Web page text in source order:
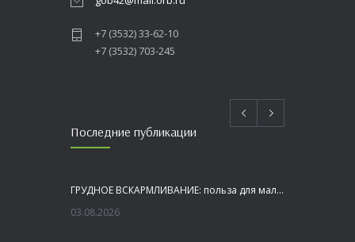
+7 (3532) 33-62-10
+7 (3532) 703-245
Последние публикации
ГРУДНОЕ ВСКАРМЛИВАНИЕ: польза для малыша и мамы
03.08.2026